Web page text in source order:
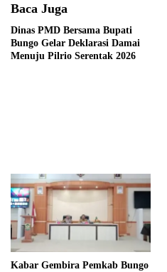
Baca Juga
Dinas PMD Bersama Bupati
Bungo Gelar Deklarasi Damai
Menuju Pilrio Serentak 2026
Kabar Gembira Pemkab Bungo